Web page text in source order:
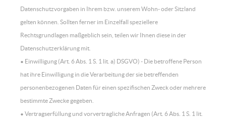
Datenschutzvorgaben in Ihrem bzw. unserem Wohn- oder Sitzland
gelten können. Sollten ferner im Einzelfall speziellere
Rechtsgrundlagen maßgeblich sein, teilen wir Ihnen diese in der
Datenschutzerklärung mit.
• Einwilligung (Art. 6 Abs. 1 S. 1 lit. a) DSGVO) - Die betroffene Person
hat ihre Einwilligung in die Verarbeitung der sie betreffenden
personenbezogenen Daten für einen spezifischen Zweck oder mehrere
bestimmte Zwecke gegeben.
• Vertragserfüllung und vorvertragliche Anfragen (Art. 6 Abs. 1 S. 1 lit.